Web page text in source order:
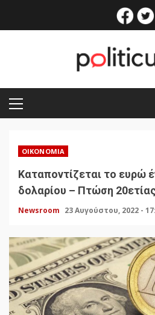
PRIMARY
MENU
ΟΙΚΟΝΟΜΊΑ
Καταποντίζεται το ευρώ
δολαρίου – Πτώση
Newsroom 23 Αυγούστου, 2022 -